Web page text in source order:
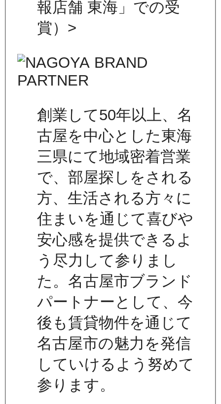
報店舗 東海」での受
賞）>
創業して50年以上、名
古屋を中心とした東海
三県にて地域密着営業
で、部屋探しをされる
方、生活される方々に
住まいを通じて喜びや
安心感を提供できるよ
う尽力して参りまし
た。名古屋市ブランド
パートナーとして、今
後も賃貸物件を通じて
名古屋市の魅力を発信
していけるよう努めて
参ります。